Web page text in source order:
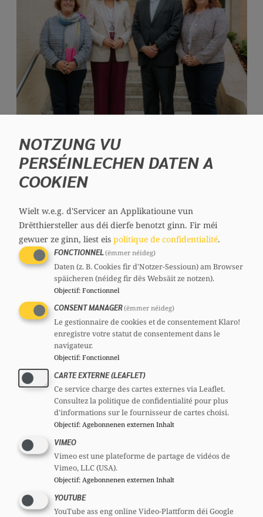
media
links
Nieft de Banken a Fonge stellt den
Assurancësecteur e weideren a wichtege
Pilier duer vun der Lëtzebuerger Finanzplaz.
Iwwer d'Perspektiven a Defie vun dësem
Finanzberäich hunn sech déi Deputéiert
Diane Adehm, Stéphanie Weydert an Octavie
Modert mat der Associatioun vun den
Assurancëgesellschaften ACA ausgetosch.
NOTZUNG VU
PERSÉINLECHEN DATEN A
COOKIEN
Wielt w.e.g. d'Servicer an Applikatioune vun
Drëtthiersteller aus déi dierfe benotzt ginn. Fir méi
gewuer ze ginn, liest eis politique de confidentialité.
FONCTIONNEL(ëmmer néideg)
Daten (z. B. Cookies fir d'Notzer-Sessioun) am Browser
späicheren (néideg fir dës Websäit ze notzen).
Objectif: Fonctionnel
CONSENT MANAGER(ëmmer néideg)
Le gestionnaire de cookies et de consentement Klaro!
enregistre votre statut de consentement dans le
navigateur.
Objectif: Fonctionnel
CARTE EXTERNE (LEAFLET)
Ce service charge des cartes externes via Leaflet.
Consultez la politique de confidentialité pour plus
d'informations sur le fournisseur de cartes choisi.
Objectif: Agebonnenen externen Inhalt
VIMEO
Vimeo est une plateforme de partage de vidéos de
Vimeo, LLC (USA).
Objectif: Agebonnenen externen Inhalt
YOUTUBE
YouTube ass eng online Video-Plattform déi Google